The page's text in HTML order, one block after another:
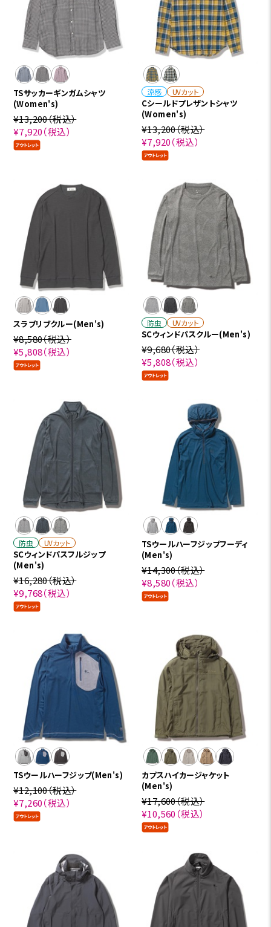
TSサッカーギンガムシャツ
(Women's)
¥13,200（税込）
¥7,920（税込）
涼感 UVカット
Cシールドプレザントシャツ
(Women's)
¥13,200（税込）
¥7,920（税込）
スラブリブクルー(Men's)
¥8,580（税込）
¥5,808（税込）
防虫 UVカット
SCウィンドパスクルー(Men's)
¥9,680（税込）
¥5,808（税込）
防虫 UVカット
SCウィンドパスフルジップ
(Men's)
¥16,280（税込）
¥9,768（税込）
TSウールハーフジップフーディ
(Men's)
¥14,300（税込）
¥8,580（税込）
TSウールハーフジップ(Men's)
¥12,100（税込）
¥7,260（税込）
カプスハイカージャケット
(Men's)
¥17,600（税込）
¥10,560 （税込）